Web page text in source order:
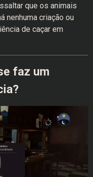
que os animais
nenhuma criação ou
de caçar em
faz um